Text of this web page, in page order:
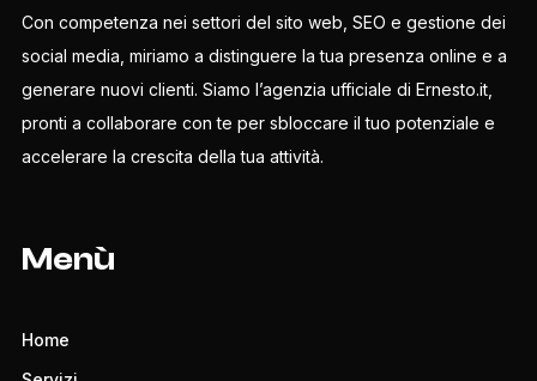
Con competenza nei settori del sito web, SEO e gestione dei
social media, miriamo a distinguere la tua presenza online e a
generare nuovi clienti. Siamo l’agenzia ufficiale di Ernesto.it,
pronti a collaborare con te per sbloccare il tuo potenziale e
accelerare la crescita della tua attività.
Menù
Home